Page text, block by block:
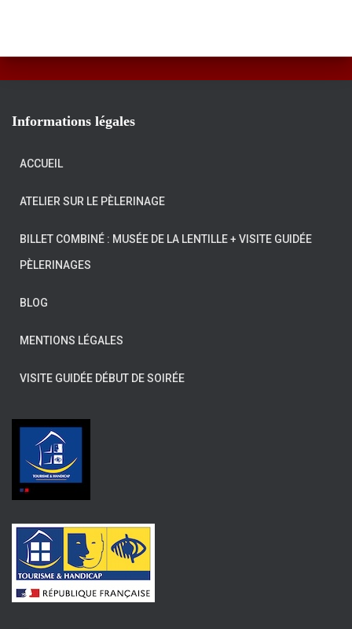
Informations légales
ACCUEIL
ATELIER SUR LE PÈLERINAGE
BILLET COMBINÉ : MUSÉE DE LA LENTILLE + VISITE GUIDÉE
PÈLERINAGES
BLOG
MENTIONS LÉGALES
VISITE GUIDÉE DÉBUT DE SOIRÉE